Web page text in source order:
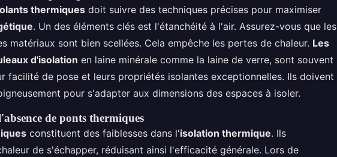
thermiques doit suivre des techniques précises pour maximiser
. Un des éléments clés est l'étanchéité à l'air. Assurez-vous que les
matériaux sont bien scellées. Cela empêche les pertes de chaleur. Les
d'isolation en laine minérale comme la laine de verre, sont souvent
facilité de pose et leurs propriétés isolantes exceptionnelles. Ils doivent
pour s'adapter aux dimensions des espaces à isoler.
de ponts thermiques
constituent des faiblesses dans l'isolation thermique. Ils
de s'échapper, réduisant ainsi l'efficacité générale. Lors de